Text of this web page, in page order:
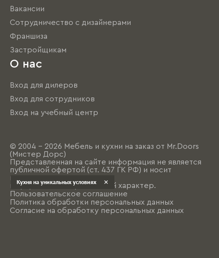
Вакансии
Сотрудничество с дизайнерами
Франшиза
Застройщикам
О нас
Вход для дилеров
Вход для сотрудников
Вход на учебный центр
© 2004 - 2026 Мебель и кухни на заказ от Mr.Doors
(Мистер Дорс)
Представленная на сайте информация не является
публичной офертой (ст. 437 ГК РФ) и носит
исключительно
информационно-рекламный характер.
Пользовательское соглашение
Политика обработки персональных данных
Согласие на обработку персональных данных
Кухня на уникальных условиях